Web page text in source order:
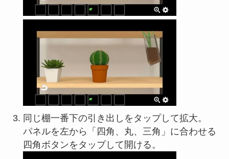
同じ棚一番下の引き出しをタップして拡大。
パネルを左から「四角、丸、三角」に合わせる
四角ボタンをタップして開ける。